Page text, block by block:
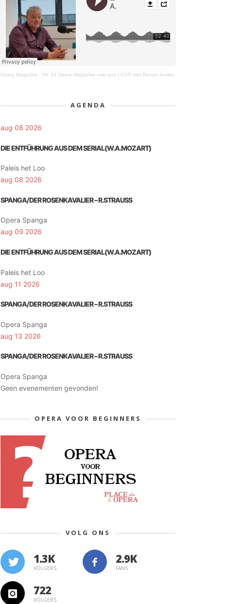
Opera Magazine · Afl. 23 Opera Magazine over aus LICHT met Renee Jonker
AGENDA
aug 08 2026
DIE ENTFÜHRUNG AUS DEM SERIAL(W.A.MOZART)
Paleis het Loo
aug 08 2026
SPANGA/DER ROSENKAVALIER – R.STRAUSS
Opera Spanga
aug 09 2026
DIE ENTFÜHRUNG AUS DEM SERIAL(W.A.MOZART)
Paleis het Loo
aug 11 2026
SPANGA/DER ROSENKAVALIER – R.STRAUSS
Opera Spanga
aug 13 2026
SPANGA/DER ROSENKAVALIER – R.STRAUSS
Opera Spanga
Geen evenementen gevonden!
OPERA VOOR BEGINNERS
VOLG ONS
1.3K
VOLGERS FANS
722
VOLGERS